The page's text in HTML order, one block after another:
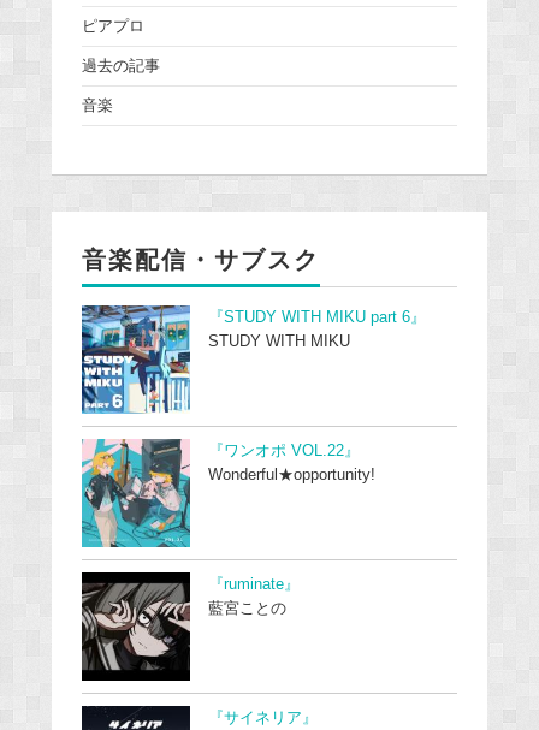
ピアプロ
過去の記事
音楽
音楽配信・サブスク
『STUDY WITH MIKU part 6』
STUDY WITH MIKU
『ワンオポ VOL.22』
Wonderful★opportunity!
『ruminate』
藍宮ことの
『サイネリア』